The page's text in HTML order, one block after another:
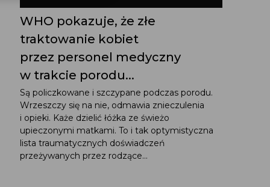
WHO pokazuje, że złe
traktowanie kobiet
przez personel medyczny
w trakcie porodu...
Są policzkowane i szczypane podczas porodu.
Wrzeszczy się na nie, odmawia znieczulenia
i opieki. Każe dzielić łóżka ze świeżo
upieczonymi matkami. To i tak optymistyczna
lista traumatycznych doświadczeń
przeżywanych przez rodzące...